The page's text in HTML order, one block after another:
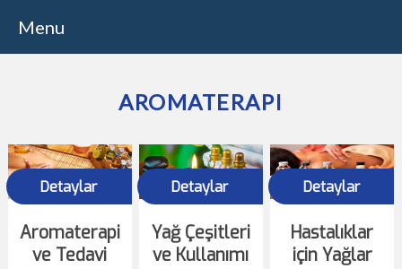
Menu
AROMATERAPI
Detaylar
Aromaterapi
ve Tedavi
Detaylar
Yağ Çeşitleri
ve Kullanımı
Detaylar
Hastalıklar
için Yağlar